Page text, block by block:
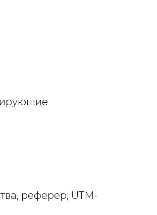
реферер, UTM-